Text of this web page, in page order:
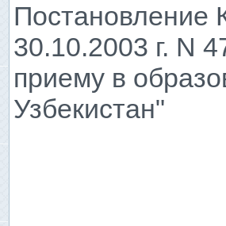
Постановление
30.10.2003 г. N
приему в
Узбекистан"